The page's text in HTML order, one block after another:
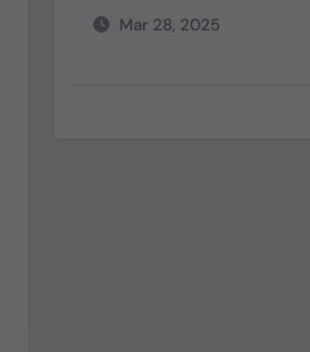
Mar 28, 2025